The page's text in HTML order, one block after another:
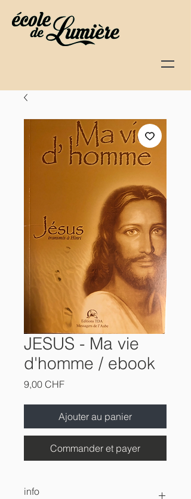
JESUS - Ma vie
d'homme / ebook
9,00 CHFPrix
Ajouter au panier
Commander et payer
info